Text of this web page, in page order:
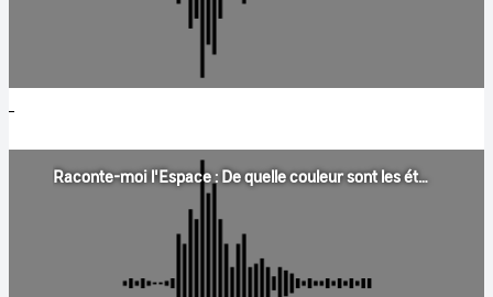
Raconte-moi l'Espace : De quelle couleur sont les étoiles ?